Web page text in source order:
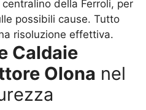
centralino della Ferroli, per
possibili cause. Tutto
risoluzione effettiva.
Caldaie
Olona nel